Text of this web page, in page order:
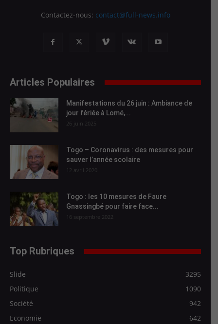
Contactez-nous: contact@full-news.info
Articles Populaires
Manifestations du 26 juin : Ambiance de
jour fériée à Lomé,...
26 juin 2025
Togo – Coronavirus : des mesures pour
sauver l’année scolaire
12 avril 2020
Togo : les 10 mesures de Faure
Gnassingbé pour faire face...
16 septembre 2022
Top Rubriques
Slide
3295
Politique
1090
Société
942
Economie
642